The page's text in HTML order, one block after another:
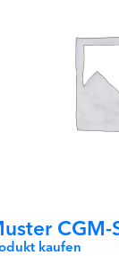
CGM-
kaufen